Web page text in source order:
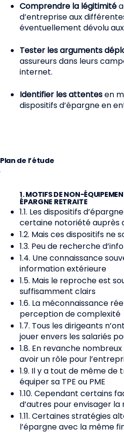
Comprendre la légitimité
d’entreprise aux
éventuellement dévolu
Tester les arguments
assureurs dans leurs
internet.
Identifier les attentesen
dispositifs d’épargne en
1. MOTIFS DE NON-
ÉPARGNE RETRAITE
1.1. Les dispositifs
certaine notoriété auprès
1.2. Mais ces dispositifs
1.3. Peu de recherche
1.4. Une connaissance
information extérieure
1.5. Mais le reproche est
suffisamment clairs
1.6. La méconnaissance
perception de complexité
1.7. Tous les dirigeants
jouer envers les salariés
1.8. En revanche
avoir un rôle pour
1.9. Il y a tout de même
équiper sa TPE ou PME
1.10. Cependant certains
d’autres pour envisager
1.11. Certaines stratégies
l’épargne avec la même
Plan de l’étude